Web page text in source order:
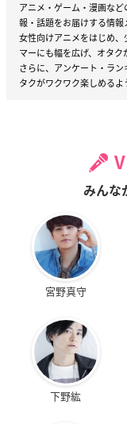
アニメ・ゲーム・漫画な
報・話題をお届けする情報
女性向けアニメをはじめ
マーにも幅を広げ、オタク
さらに、アンケート・ラ
タクがワクワク楽しめるよ
みんな
宮野真守
下野紘